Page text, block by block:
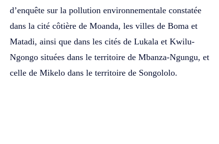
d’enquête sur la pollution environnementale constatée
dans la cité côtière de Moanda, les villes de Boma et
Matadi, ainsi que dans les cités de Lukala et Kwilu-
Ngongo situées dans le territoire de Mbanza-Ngungu, et
celle de Mikelo dans le territoire de Songololo.